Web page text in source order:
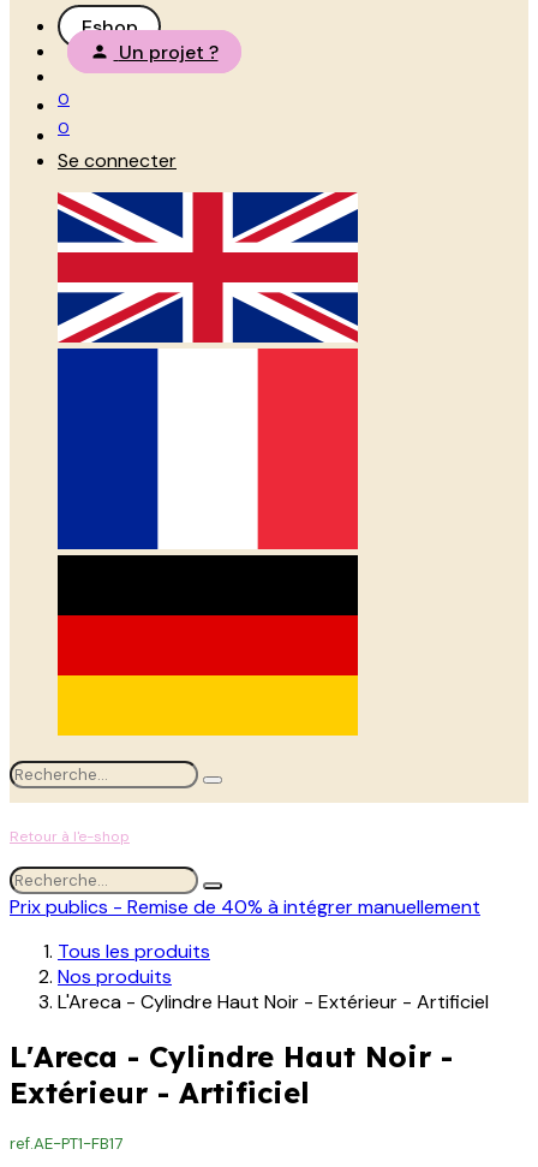
Eshop
Un projet ?
0
0
Se connecter
Retour à l'e-shop
Prix publics - Remise de 40% à intégrer manuellement
Tous les produits
Nos produits
L'Areca - Cylindre Haut Noir - Extérieur - Artificiel
L'Areca - Cylindre Haut Noir -
Extérieur - Artificiel
ref.AE-PT1-FB17